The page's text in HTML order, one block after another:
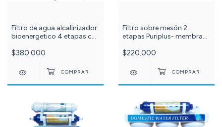
Filtro de agua alcalinizador
bioenergetico 4 etapas c
$380.000
Filtro sobre mesón 2
etapas Puriplus- membrana
$220.000